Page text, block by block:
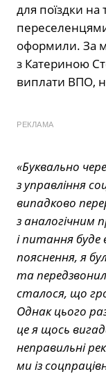
для поїздки на
оформили. За
з Катериною
виплати ВПО,
РЕКЛАМА
«Буквально
з управління
випадково
з аналогічним
і питання
пояснення, я
та
сталося, що
Однак цього
це я щось
неправильні
ми із